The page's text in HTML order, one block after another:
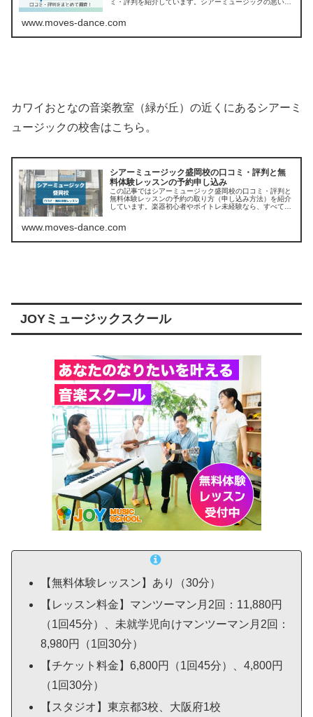
ミ・評判を紹介しています。シアーミュージックの悪い口
www.moves-dance.com
カワイおとなの音楽教室（緑が丘）の近くにあるシアーミ
ュージックの校舎はこちら。
シアーミュージック盛岡校の口コミ・評判と無
料体験レッスンの予約申し込み
この記事ではシアーミュージック盛岡校の口コミ・評判と
無料体験レッスンの予約の取り方（申し込み方法）を紹介
しています。楽器初心者やボイトレ未経験なら、すべてマ
www.moves-dance.com
JOYミュージックスクール
【無料体験レッスン】あり（30分）
【レッスン料金】マンツーマン月2回：11,880円
（1回45分）、未就学児向けマンツーマン月2回：
8,980円（1回30分）
【チケット料金】6,800円（1回45分）、4,800円
（1回30分）
【スタジオ】東京都3校、大阪府1校